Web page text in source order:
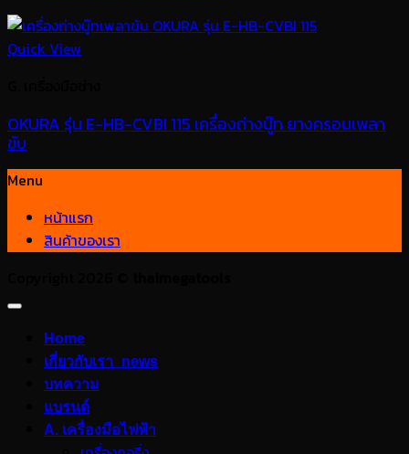
Quick View
OKURA รุ่น E-HB-CVBI 115 เครื่องถ่างบู๊ท ยางครอบเพลา
ขับ
Menu
หน้าแรก
สินค้าของเรา
Home
เกี่ยวกับเรา_news
บทความ
แบรนด์
A. เครื่องมือไฟฟ้า